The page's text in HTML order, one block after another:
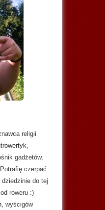
religii
,
gadżetów,
czerpać
do tej
roweru :)
, wyścigów